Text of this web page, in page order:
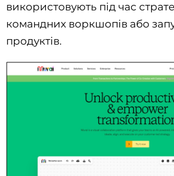
використовують під час
командних воркшопів або
продуктів.